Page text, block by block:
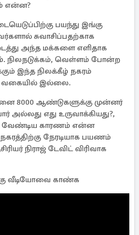
என்ன?
பயந்து இங்கு
சுவாசிப்பதற்காக
அந்த மக்களை எளிதாக
நிலநடுக்கம், வெள்ளம் போன்ற
இந்த நிலக்கீழ் நகரம்
வகையில் இல்லை.
8000 ஆண்டுகளுக்கு முன்னர்
அல்லது எது உருவாக்கியது?,
வேண்டிய காரணம் என்ன
நேரடியாக பயணம்
நிராஜ் டேவிட் விரிவாக
வீடியோவை காண்க